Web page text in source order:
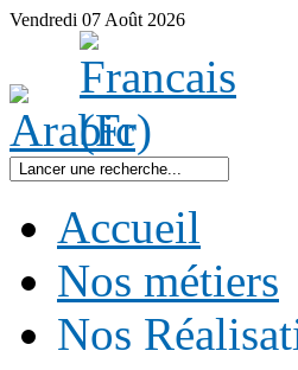
Vendredi 07 Août 2026
Accueil
Nos métiers
Nos